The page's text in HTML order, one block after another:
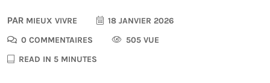
PAR MIEUX VIVRE
18 JANVIER 2026
0 COMMENTAIRES
505 VUE
READ IN 5 MINUTES